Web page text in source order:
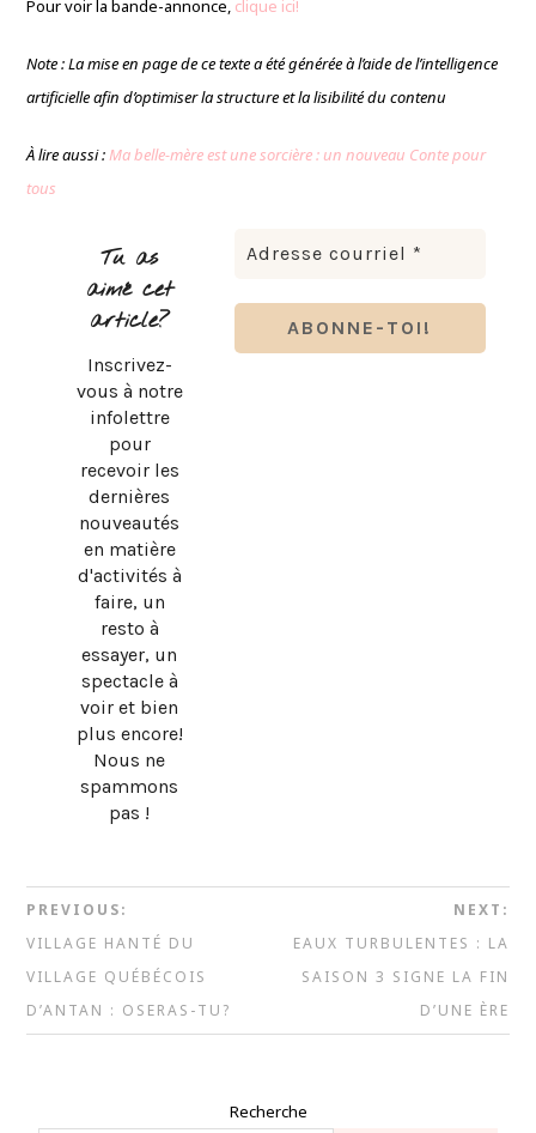
Pour voir la bande-annonce, clique ici!
Note : La mise en page de ce texte a été générée à l’aide de l’intelligence
artificielle afin d’optimiser la structure et la lisibilité du contenu
À lire aussi : Ma belle-mère est une sorcière : un nouveau Conte pour
tous
Tu as
aimé cet
article?
Inscrivez-
vous à notre
infolettre
pour
recevoir les
dernières
nouveautés
en matière
d'activités à
faire, un
resto à
essayer, un
spectacle à
voir et bien
plus encore!
Nous ne
spammons
pas !
PREVIOUS:
VILLAGE HANTÉ DU
VILLAGE QUÉBÉCOIS
D’ANTAN : OSERAS-TU?
NEXT:
EAUX TURBULENTES : LA
SAISON 3 SIGNE LA FIN
D’UNE ÈRE
Recherche